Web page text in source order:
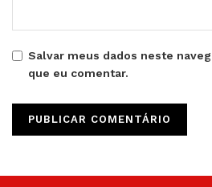
Salvar meus dados neste
que eu comentar.